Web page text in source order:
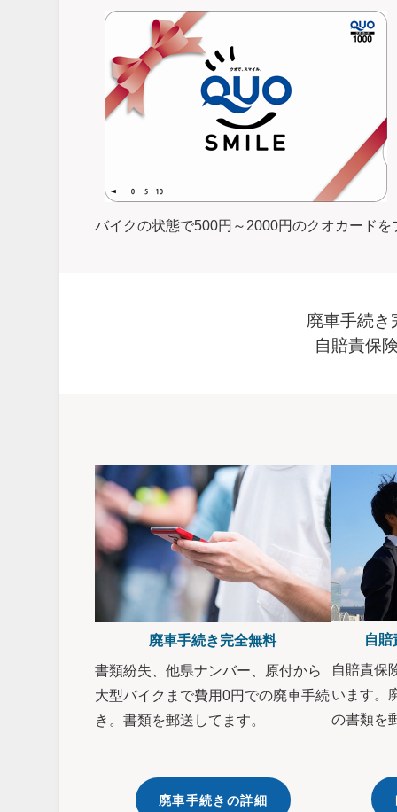
バイクの状態で500円～2000円のクオカード
廃車手続き
自賠責保
廃車手続き完全無料
書類紛失、他県ナンバー、原付から
大型バイクまで費用0円での廃車手続
き。書類を郵送してます。
廃車手続きの詳細
自
自賠責保
います。
の書類を